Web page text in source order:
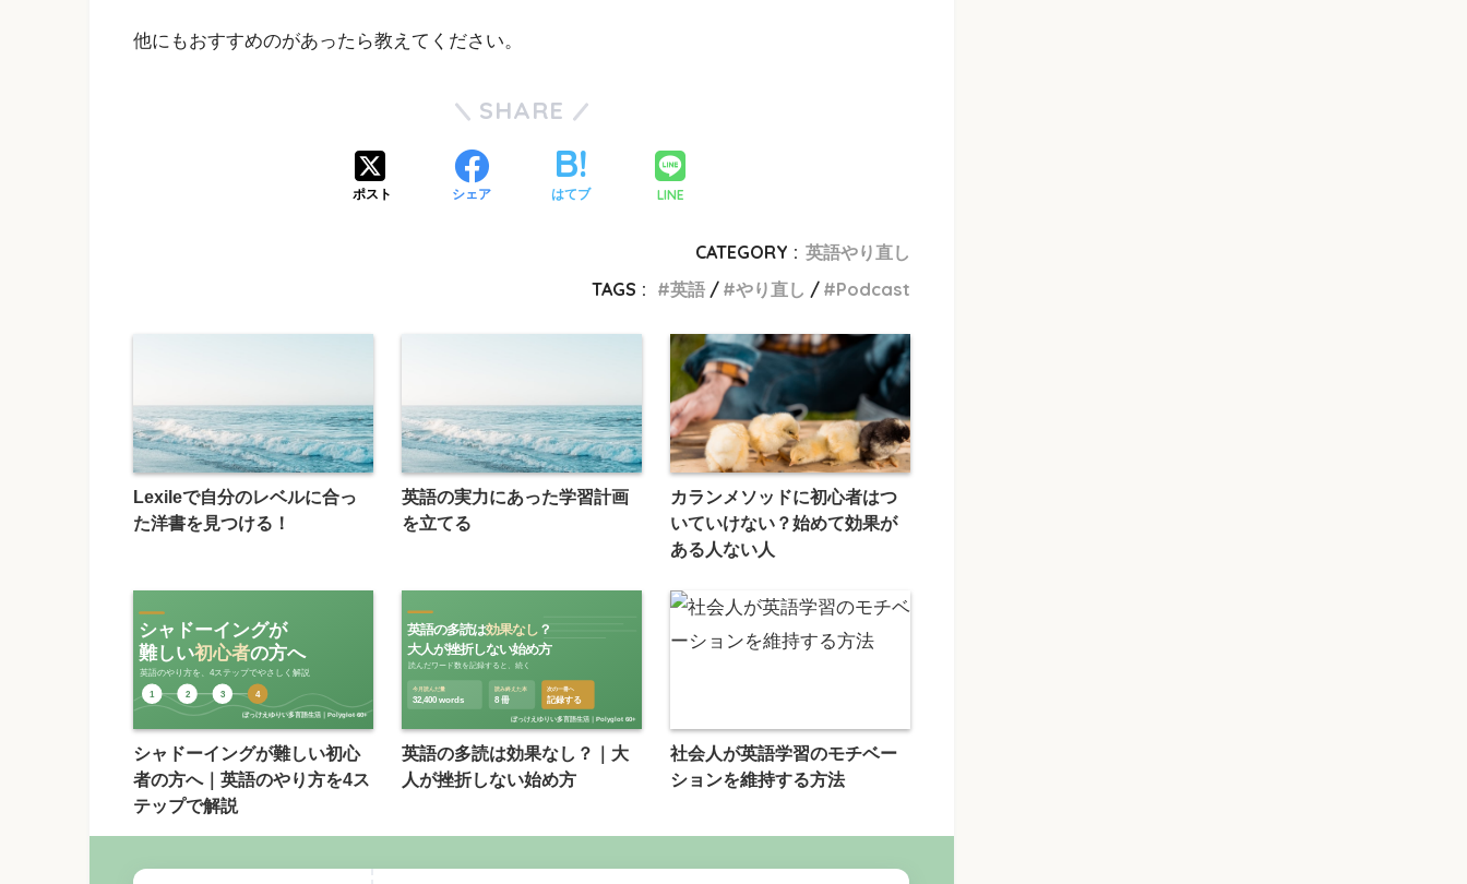
他にもおすすめのがあったら教えてください。
SHARE
ポスト シェア はてブ LINE
CATEGORY : 英語やり直し
TAGS :
英語 やり直し Podcast
Lexileで自分のレベルに合っ
た洋書を見つける！
英語の実力にあった学習計画
を立てる
カランメソッドに初心者はつ
いていけない？始めて効果が
ある人ない人
シャドーイングが難しい初心
者の方へ｜英語のやり方を4ス
テップで解説
英語の多読は効果なし？｜大
人が挫折しない始め方
社会人が英語学習のモチベー
ションを維持する方法